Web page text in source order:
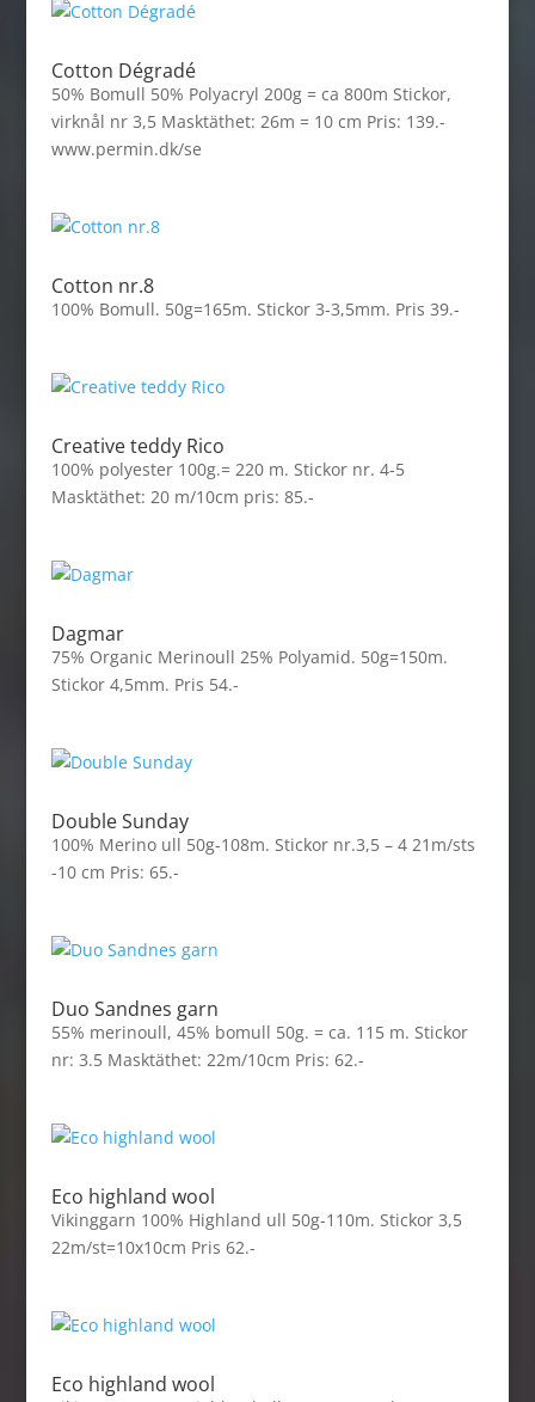
Cotton Dégradé
50% Bomull 50% Polyacryl 200g = ca 800m Stickor,
virknål nr 3,5 Masktäthet: 26m = 10 cm Pris: 139.-
www.permin.dk/se
Cotton nr.8
100% Bomull. 50g=165m. Stickor 3-3,5mm. Pris 39.-
Creative teddy Rico
100% polyester 100g.= 220 m. Stickor nr. 4-5
Masktäthet: 20 m/10cm pris: 85.-
Dagmar
75% Organic Merinoull 25% Polyamid. 50g=150m.
Stickor 4,5mm. Pris 54.-
Double Sunday
100% Merino ull 50g-108m. Stickor nr.3,5 – 4 21m/sts
-10 cm Pris: 65.-
Duo Sandnes garn
55% merinoull, 45% bomull 50g. = ca. 115 m. Stickor
nr: 3.5 Masktäthet: 22m/10cm Pris: 62.-
Eco highland wool
Vikinggarn 100% Highland ull 50g-110m. Stickor 3,5
22m/st=10x10cm Pris 62.-
Eco highland wool